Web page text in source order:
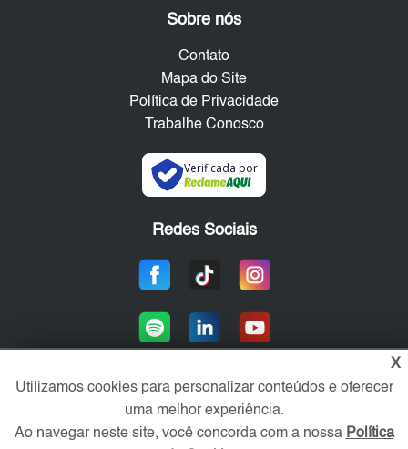
Sobre nós
Contato
Mapa do Site
Política de Privacidade
Trabalhe Conosco
Verificada por
Redes Sociais
Área exclusiva aos anunciantes,
acesse sua conta:
X
Utilizamos cookies para personalizar conteúdos e oferecer
uma melhor experiência.
Ao navegar neste site, você concorda com a nossa Política